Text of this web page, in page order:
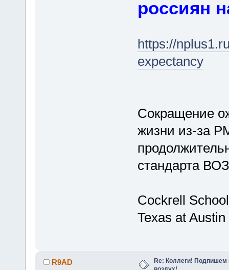
россиян
https://
expectancy
Сокращение
жизни из-за
стандарта ВОЗ
Cockrell
Texas at Austin
R9AD
Re: Коллеги! Подпишем